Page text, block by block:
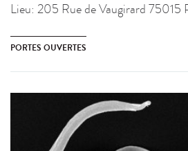
Lieu: 205 Rue de Vaugirard 75015
PORTES OUVERTES